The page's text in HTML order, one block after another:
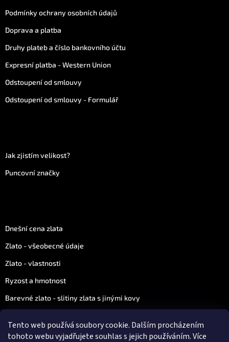
Tento web používá soubory cookie. Dalším procházením
tohoto webu vyjadřujete souhlas s jejich používáním. Více
Podmínky ochrany osobních údajů
Doprava a platba
Druhy plateb a číslo bankovního účtu
Expresní platba - Western Union
Odstoupení od smlouvy
Odstoupení od smlouvy - Formulář
Jak zjistím velikost?
Puncovní značky
Dnešní cena zlata
Zlato - všeobecné údaje
Zlato - vlastnosti
Ryzost a hmotnost
Barevné zlato - slitiny zlata s jinými kovy
Znamení zvěrokruhu